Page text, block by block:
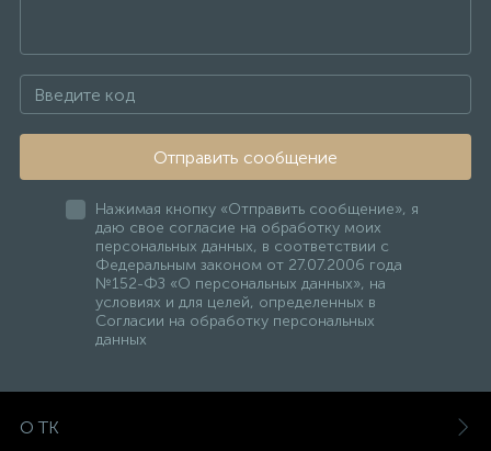
Отправить сообщение
Нажимая кнопку «Отправить сообщение», я
даю свое согласие на обработку моих
персональных данных, в соответствии с
Федеральным законом от 27.07.2006 года
№152-ФЗ «О персональных данных», на
условиях и для целей, определенных в
Согласии на обработку персональных
данных
О ТК